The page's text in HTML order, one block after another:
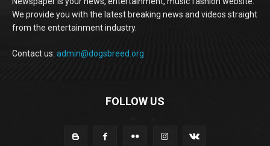
We provide you with the latest breaking news and videos straight
from the entertainment industry.
Contact us: admin@dogsbreed.org
FOLLOW US